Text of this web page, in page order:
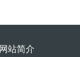
网站简介